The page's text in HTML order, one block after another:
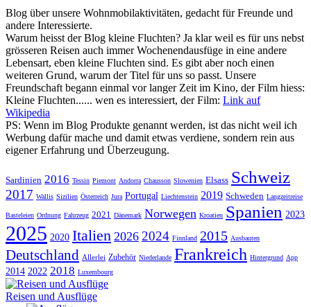
Blog über unsere Wohnmobilaktivitäten, gedacht für Freunde und
andere Interessierte.
Warum heisst der Blog kleine Fluchten? Ja klar weil es für uns nebst
grösseren Reisen auch immer Wochenendausfüge in eine andere
Lebensart, eben kleine Fluchten sind. Es gibt aber noch einen
weiteren Grund, warum der Titel für uns so passt. Unsere
Freundschaft begann einmal vor langer Zeit im Kino, der Film hiess:
Kleine Fluchten...... wen es interessiert, der Film: Link auf
Wikipedia
PS: Wenn im Blog Produkte genannt werden, ist das nicht weil ich
Werbung dafür mache und damit etwas verdiene, sondern rein aus
eigener Erfahrung und Überzeugung.
Sardinien 2016 Tessin Piemont Andorra Chausson Slowenien Elsass Schweiz
2017 Wallis Sizilien Österreich Jura Portugal Liechtenstein 2019 Schweden Langzeitreise
Basteleien Ordnung Fahrzeug 2021 Dänemark Norwegen Kroatien Spanien 2023
2025 2020 Italien 2026 2024 Finnland 2015 Ausbauten
Deutschland Allerlei Zubehör Niederlande Frankreich Hintergrund App
2014 2022 2018 Luxembourg
Reisen und Ausflüge